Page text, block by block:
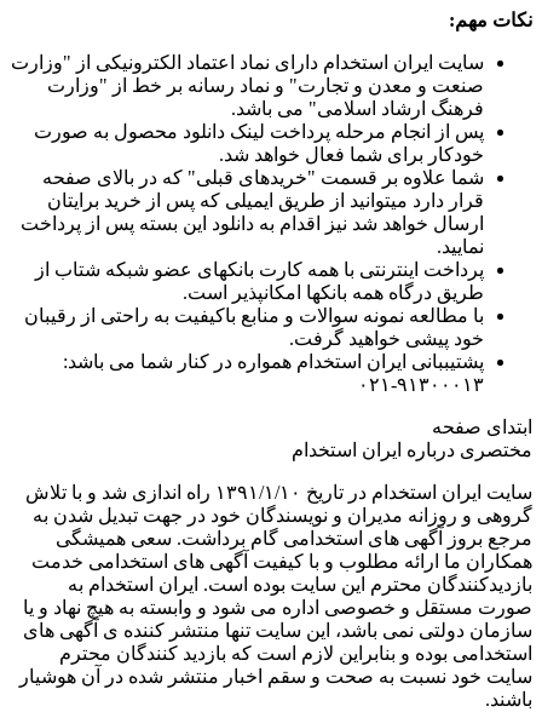
نکات مهم:
سایت ایران استخدام دارای نماد اعتماد الکترونیکی از "وزارت
صنعت و معدن و تجارت" و نماد رسانه بر خط از "وزارت
فرهنگ ارشاد اسلامی" می باشد.
پس از انجام مرحله پرداخت لینک دانلود محصول به صورت
خودکار برای شما فعال خواهد شد.
شما علاوه بر قسمت "خریدهای قبلی" که در بالای صفحه
قرار دارد میتوانید از طریق ایمیلی که پس از خرید برایتان
ارسال خواهد شد نیز اقدام به دانلود این بسته پس از پرداخت
نمایید.
پرداخت اینترنتی با همه کارت بانکهای عضو شبکه شتاب از
طریق درگاه همه بانکها امکانپذیر است.
با مطالعه نمونه سوالات و منابع باکیفیت به راحتی از رقیبان
خود پیشی خواهید گرفت.
پشتیببانی ایران استخدام همواره در کنار شما می باشد:
۹۱۳۰۰۰۱۳-۰۲۱
ابتدای صفحه
مختصری درباره ایران استخدام
سایت ایران استخدام در تاریخ ۱۳۹۱/۱/۱۰ راه اندازی شد و با تلاش
گروهی و روزانه مدیران و نویسندگان خود در جهت تبدیل شدن به
مرجع بروز آگهی های استخدامی گام برداشت. سعی همیشگی
همکاران ما ارائه مطلوب و با کیفیت آگهی های استخدامی خدمت
بازدیدکنندگان محترم این سایت بوده است. ایران استخدام به
صورت مستقل و خصوصی اداره می شود و وابسته به هیچ نهاد و یا
سازمان دولتی نمی باشد، این سایت تنها منتشر کننده ی آگهی های
استخدامی بوده و بنابراین لازم است که بازدید کنندگان محترم
سایت خود نسبت به صحت و سقم اخبار منتشر شده در آن هوشیار
باشند.